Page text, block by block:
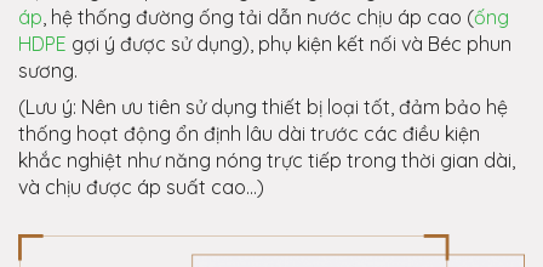
áp , hệ thống đường ống tải dẫn nước chịu áp cao (ống
HDPE gợi ý được sử dụng), phụ kiện kết nối và Béc phun
sương.
(Lưu ý: Nên ưu tiên sử dụng thiết bị loại tốt, đảm bảo hệ
thống hoạt động ổn định lâu dài trước các điều kiện
khắc nghiệt như năng nóng trực tiếp trong thời gian dài,
và chịu được áp suất cao...)